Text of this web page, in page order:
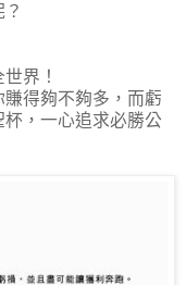
界！
得夠不夠多，而虧
，一心追求必勝公